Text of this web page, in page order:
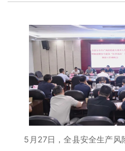
5月27日，全县安全生产风